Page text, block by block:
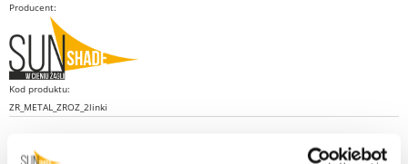
Producent:
Kod produktu:
ZR_METAL_ZROZ_2linki